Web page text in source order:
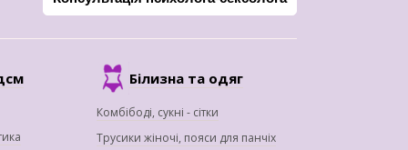
Білизна та одяг
Комбібоді, сукні - сітки
Трусики жіночі, пояси для панчіх